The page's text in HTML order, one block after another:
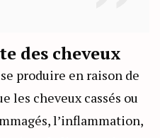
des cheveux
produire en raison de
les cheveux cassés ou
l’inflammation,